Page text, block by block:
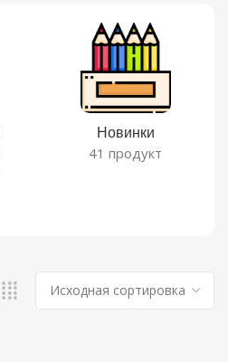
Новинки
41 продукт